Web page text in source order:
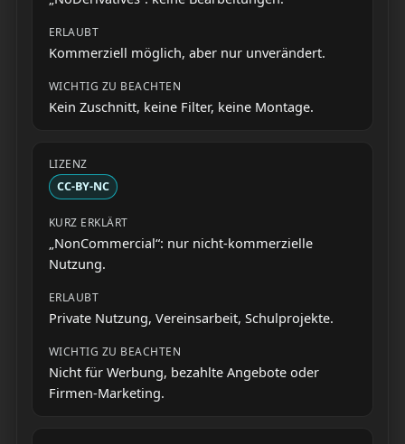
Kommerziell möglich, aber nur unverändert.
Kein Zuschnitt, keine Filter, keine Montage.
CC-BY-NC
„NonCommercial“: nur nicht-kommerzielle
Nutzung.
Private Nutzung, Vereinsarbeit, Schulprojekte.
Nicht für Werbung, bezahlte Angebote oder
Firmen-Marketing.